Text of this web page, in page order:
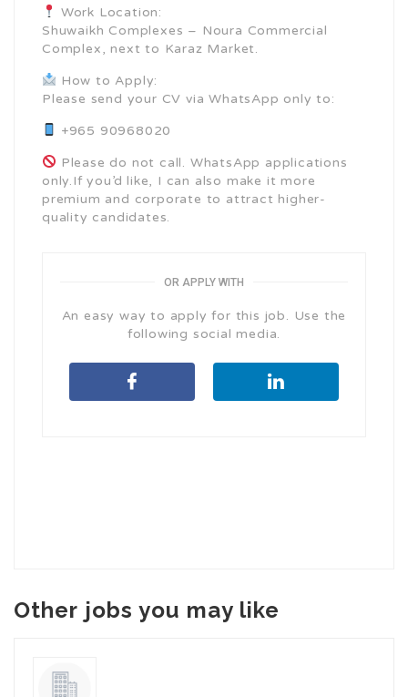
Work Location:
Shuwaikh Complexes – Noura Commercial
Complex, next to Karaz Market.
How to Apply:
Please send your CV via WhatsApp only to:
+965 90968020
Please do not call. WhatsApp applications
only.If you’d like, I can also make it more
premium and corporate to attract higher-
quality candidates.
OR APPLY WITH
An easy way to apply for this job. Use the
following social media.
Other jobs you may like